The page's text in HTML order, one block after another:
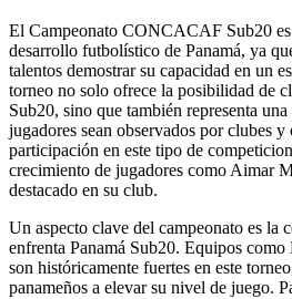
El Campeonato CONCACAF Sub20
desarrollo futbolístico de Panamá, ya
talentos demostrar su capacidad en un
torneo no solo ofrece la posibilidad de
Sub20, sino que también representa
jugadores sean observados por clubes y
participación en este tipo de
crecimiento de jugadores como Aimar
destacado en su club.
Un aspecto clave del campeonato es la
enfrenta Panamá Sub20. Equipos
son históricamente fuertes en este
panameños a elevar su nivel de juego.